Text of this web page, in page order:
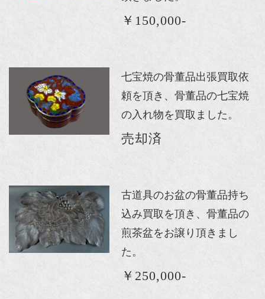
￥150,000-
七宝焼の骨董品出張買取依
頼を頂き、骨董品の七宝焼
の入れ物を買取ました。
売却済
古道具のお盆の骨董品持ち
込み買取を頂き、骨董品の
煎茶盆をお譲り頂きまし
た。
￥250,000-